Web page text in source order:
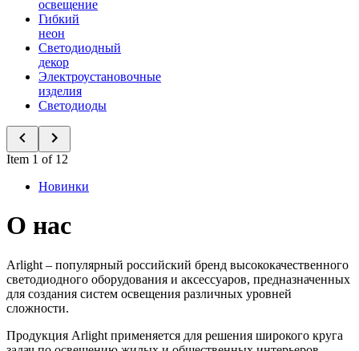
освещение
Гибкий
неон
Светодиодный
декор
Электроустановочные
изделия
Светодиоды
Item 1 of 12
Новинки
О нас
Arlight – популярный российский бренд высококачественного
светодиодного оборудования и аксессуаров, предназначенных
для создания систем освещения различных уровней
сложности.
Продукция Arlight применяется для решения широкого круга